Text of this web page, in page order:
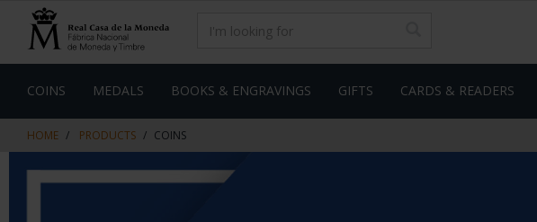
content
navigation
menu
COINS MEDALS BOOKS & ENGRAVINGS GIFTS CARDS & READERS
HOME PRODUCTS COINS